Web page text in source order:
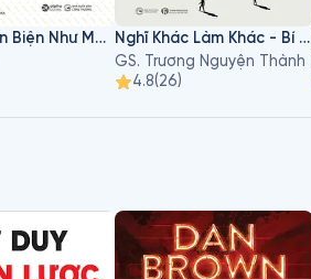
Tư Duy Phản Biện Như Một Luật Sư
Nghĩ Khác Làm Khác - Bí Quyết Thay Đổi Tư Duy
GS. Trương Nguyện Thành
4.8(26)